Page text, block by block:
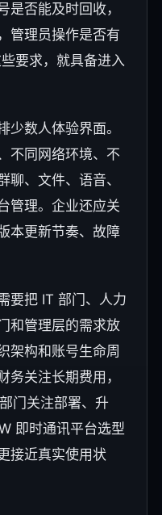
是否能及时回收，
管理员操作是否有
要求，就具备进入
少数人体验界面。
不同网络环境、不
聊、文件、语音、
管理。企业还应关
本更新节奏、故障
要把 IT 部门、人力
和管理层的需求放
架构和账号生命周
务关注长期费用，
门关注部署、升
即时通讯平台选型
接近真实使用状